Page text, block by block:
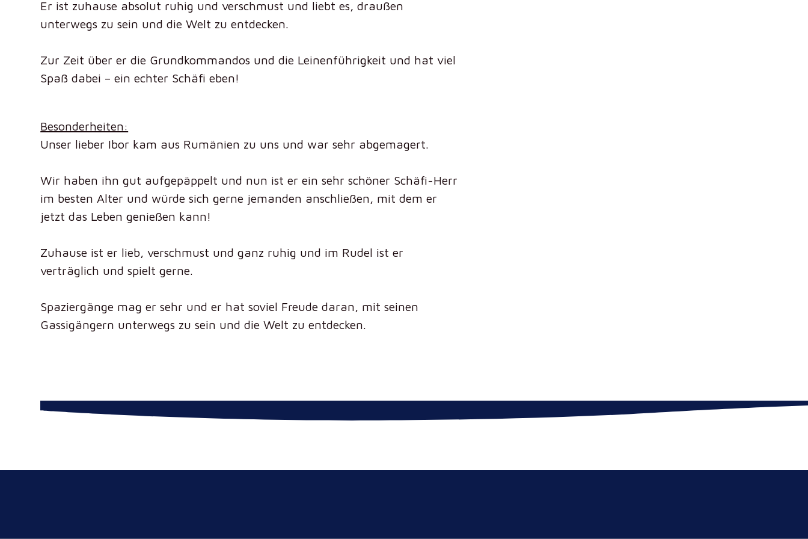
Er ist zuhause absolut ruhig und verschmust und liebt es, draußen
unterwegs zu sein und die Welt zu entdecken.
Zur Zeit über er die Grundkommandos und die Leinenführigkeit und hat viel
Spaß dabei – ein echter Schäfi eben!
Besonderheiten:
Unser lieber Ibor kam aus Rumänien zu uns und war sehr abgemagert.
Wir haben ihn gut aufgepäppelt und nun ist er ein sehr schöner Schäfi-Herr
im besten Alter und würde sich gerne jemanden anschließen, mit dem er
jetzt das Leben genießen kann!
Zuhause ist er lieb, verschmust und ganz ruhig und im Rudel ist er
verträglich und spielt gerne.
Spaziergänge mag er sehr und er hat soviel Freude daran, mit seinen
Gassigängern unterwegs zu sein und die Welt zu entdecken.